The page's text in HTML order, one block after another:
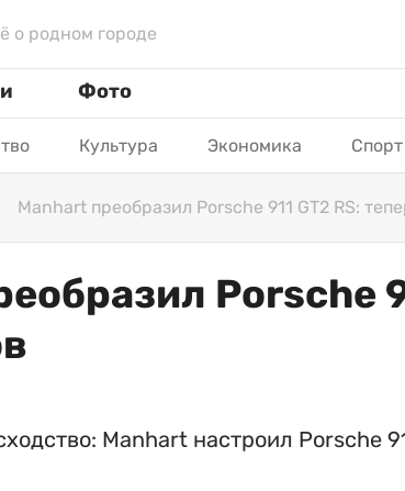
о родном городе
Фото
Культура Экономика Спорт
Manhart преобразил Porsche 911 GT2 RS:
Porsche
Manhart настроил Porsche